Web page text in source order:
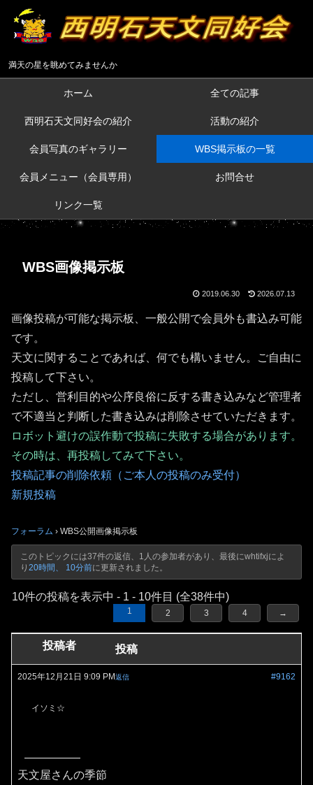
満天の星を眺めてみませんか
ホーム 全ての記事
西明石天文同好会の紹介 活動の紹介
会員写真のギャラリー WBS掲示板の一覧
会員メニュー（会員専用） お問合せ
リンク一覧
WBS画像掲示板
2019.06.30 2026.07.13
画像投稿が可能な掲示板、一般公開で会員外も書込み可能
です。
天文に関することであれば、何でも構いません。ご自由に
投稿して下さい。
ただし、営利目的や公序良俗に反する書き込みなど管理者
で不適当と判断した書き込みは削除させていただきます。
ロボット避けの誤作動で投稿に失敗する場合があります。
その時は、再投稿してみて下さい。
投稿記事の削除依頼（ご本人の投稿のみ受付）
新規投稿
フォーラム › WBS公開画像掲示板
このトピックには37件の返信、1人の参加者があり、最後にwhtifxjによ
り 20時間、 10分前に更新されました。
10件の投稿を表示中 - 1 - 10件目 (全38件中)
1 2 3 4 →
投稿者 投稿
2025年12月21日 9:09 PM #9162
返信
イソミ☆
天文屋さんの季節